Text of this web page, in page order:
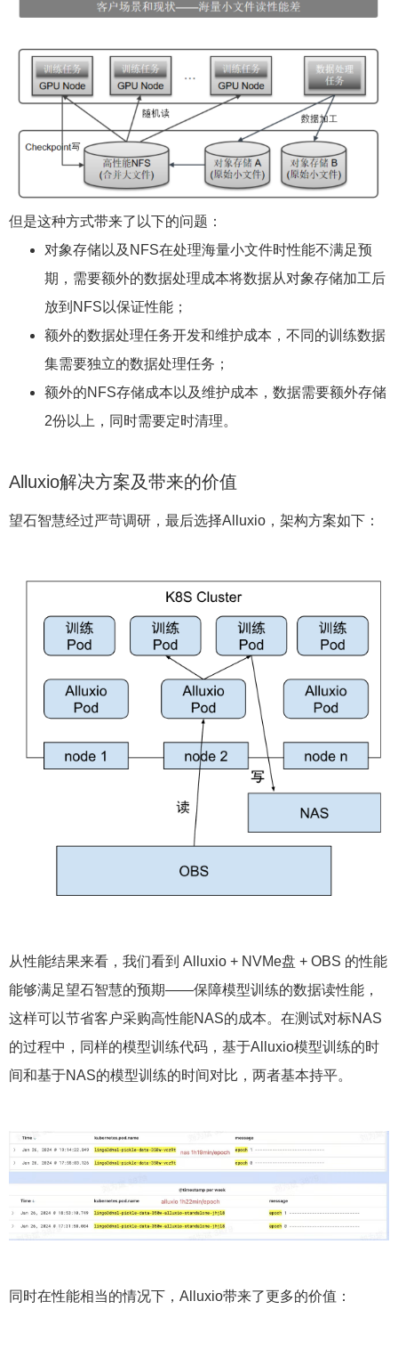
但是这种方式带来了以下的问题：
对象存储以及NFS在处理海量小文件时性能不满足预
期，需要额外的数据处理成本将数据从对象存储加工后
放到NFS以保证性能；
额外的数据处理任务开发和维护成本，不同的训练数据
集需要独立的数据处理任务；
额外的NFS存储成本以及维护成本，数据需要额外存储
2份以上，同时需要定时清理。
Alluxio解决方案及带来的价值
望石智慧经过严苛调研，最后选择Alluxio，架构方案如下：
从性能结果来看，我们看到 Alluxio + NVMe盘 + OBS 的性能
能够满足望石智慧的预期——保障模型训练的数据读性能，
这样可以节省客户采购高性能NAS的成本。在测试对标NAS
的过程中，同样的模型训练代码， 基于Alluxio模型训练的时
间和基于NAS的模型训练的时间对比，两者基本持平。
同时在性能相当的情况下，Alluxio带来了更多的价值：